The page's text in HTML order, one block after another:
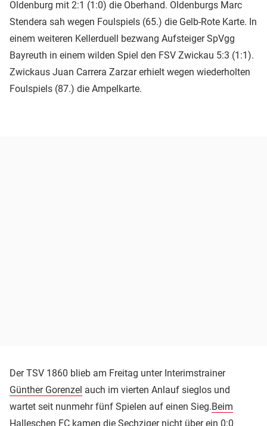
Oldenburg mit 2:1 (1:0) die Oberhand. Oldenburgs Marc
Stendera sah wegen Foulspiels (65.) die Gelb-Rote Karte. In
einem weiteren Kellerduell bezwang Aufsteiger SpVgg
Bayreuth in einem wilden Spiel den FSV Zwickau 5:3 (1:1).
Zwickaus Juan Carrera Zarzar erhielt wegen wiederholten
Foulspiels (87.) die Ampelkarte.
Der TSV 1860 blieb am Freitag unter Interimstrainer
Günther Gorenzel auch im vierten Anlauf sieglos und
wartet seit nunmehr fünf Spielen auf einen Sieg.Beim
Halleschen FC kamen die Sechziger nicht über ein 0:0